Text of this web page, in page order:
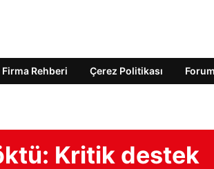
Firma Rehberi Çerez Politikası
Kritik destek